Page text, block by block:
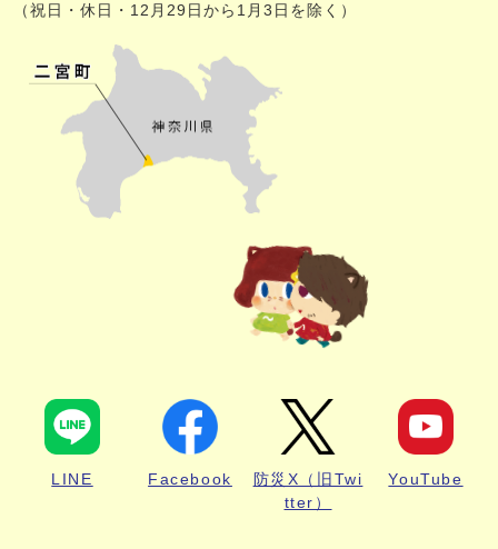
（祝日・休日・12月29日から1月3日を除く）
LINE Facebook
防災X（旧Twi
tter）
YouTube